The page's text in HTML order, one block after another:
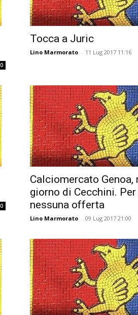
0
Tocca a Juric
Lino Marmorato - 11 Lug 2017 11:16
0
Calciomercato
giorno di Cecchini.
nessuna offerta
Lino Marmorato - 09 Lug 2017 21:00